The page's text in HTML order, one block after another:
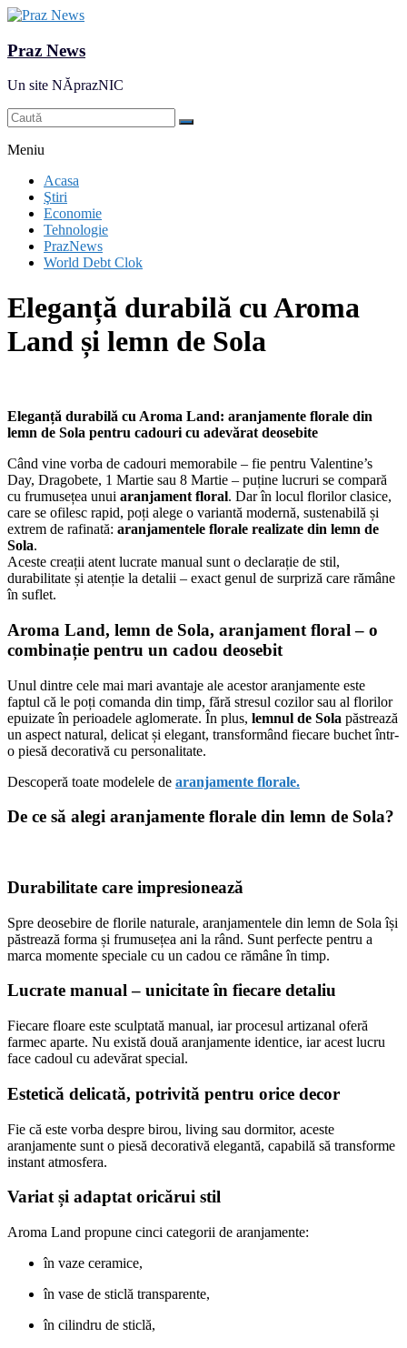
Praz News
Un site NĂprazNIC
Meniu
Acasa
Ştiri
Economie
Tehnologie
PrazNews
World Debt Clok
Eleganță durabilă cu Aroma
Land și lemn de Sola
Eleganță durabilă cu Aroma Land: aranjamente florale din
lemn de Sola pentru cadouri cu adevărat deosebite
Când vine vorba de cadouri memorabile – fie pentru Valentine’s
Day, Dragobete, 1 Martie sau 8 Martie – puține lucruri se compară
cu frumusețea unui aranjament floral. Dar în locul florilor clasice,
care se ofilesc rapid, poți alege o variantă modernă, sustenabilă și
extrem de rafinată: aranjamentele florale realizate din lemn de
Sola.
Aceste creații atent lucrate manual sunt o declarație de stil,
durabilitate și atenție la detalii – exact genul de surpriză care rămâne
în suflet.
Aroma Land, lemn de Sola, aranjament floral – o
combinație pentru un cadou deosebit
Unul dintre cele mai mari avantaje ale acestor aranjamente este
faptul că le poți comanda din timp, fără stresul cozilor sau al florilor
epuizate în perioadele aglomerate. În plus, lemnul de Sola păstrează
un aspect natural, delicat și elegant, transformând fiecare buchet într-
o piesă decorativă cu personalitate.
Descoperă toate modelele de aranjamente florale.
De ce să alegi aranjamente florale din lemn de Sola?
Durabilitate care impresionează
Spre deosebire de florile naturale, aranjamentele din lemn de Sola își
păstrează forma și frumusețea ani la rând. Sunt perfecte pentru a
marca momente speciale cu un cadou ce rămâne în timp.
Lucrate manual – unicitate în fiecare detaliu
Fiecare floare este sculptată manual, iar procesul artizanal oferă
farmec aparte. Nu există două aranjamente identice, iar acest lucru
face cadoul cu adevărat special.
Estetică delicată, potrivită pentru orice decor
Fie că este vorba despre birou, living sau dormitor, aceste
aranjamente sunt o piesă decorativă elegantă, capabilă să transforme
instant atmosfera.
Variat și adaptat oricărui stil
Aroma Land propune cinci categorii de aranjamente:
în vaze ceramice,
în vase de sticlă transparente,
în cilindru de sticlă,